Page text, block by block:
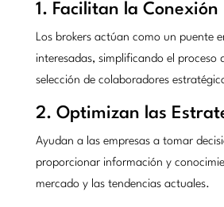
1. Facilitan la Conexión
Los brokers actúan como un puente
interesadas, simplificando el proceso
selección de colaboradores
2. Optimizan las
Ayudan a las empresas a tomar
proporcionar información y
mercado y las tendencias actuales.